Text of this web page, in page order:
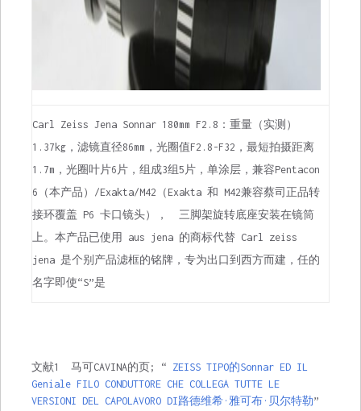
Carl Zeiss Jena Sonnar 180mm F2.8：重量（实测）
1.37kg，滤镜直径86mm，光圈值F2.8-F32，最短拍摄距离
1.7m，光圈叶片6片，组成3组5片，单涂层，兼容Pentacon
6（本产品）/Exakta/M42（Exakta 和 M42兼容蔡司正品转
接环覆盖 P6 卡口镜头）， 三脚架旋转底座安装在镜筒
上。本产品已使用 aus jena 的商标代替 Carl zeiss
jena 是个别产品滤框的铭牌，专为出口到西方而建，任的
名字即使“S”是
文献1 马可CAVINA的页; “ ZEISS TIPO的Sonnar ED IL
Geniale FILO CONDUTTORE CHE COLLEGA TUTTE LE
VERSIONI DEL CAPOLAVORO DI路德维希·雅可布·贝尔特勒”